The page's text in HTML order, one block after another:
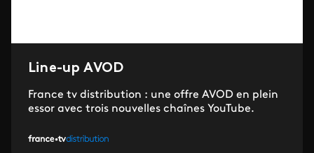
Line-up AVOD
France tv distribution : une offre AVOD en plein
essor avec trois nouvelles chaînes YouTube.